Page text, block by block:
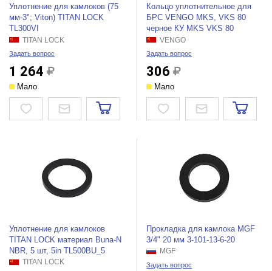
Уплотнение для камлоков (75
мм-3"; Viton) TITAN LOCK
TL300VI
TITAN LOCK
Задать вопрос
1 264
Мало
Кольцо уплотнительное для
БРС VENGO MKS, VKS 80
черное КУ MKS VKS 80
VENGO
Задать вопрос
306
Мало
Уплотнение для камлоков
TITAN LOCK материал Buna-N
NBR, 5 шт, 5in TL500BU_5
TITAN LOCK
Прокладка для камлока MGF
3/4" 20 мм 3-101-13-6-20
MGF
Задать вопрос